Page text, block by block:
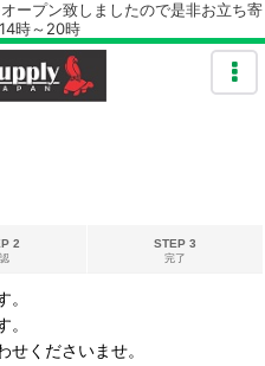
致しましたので是非お立ち寄
時～20時
2
STEP 3
完了
くださいませ。